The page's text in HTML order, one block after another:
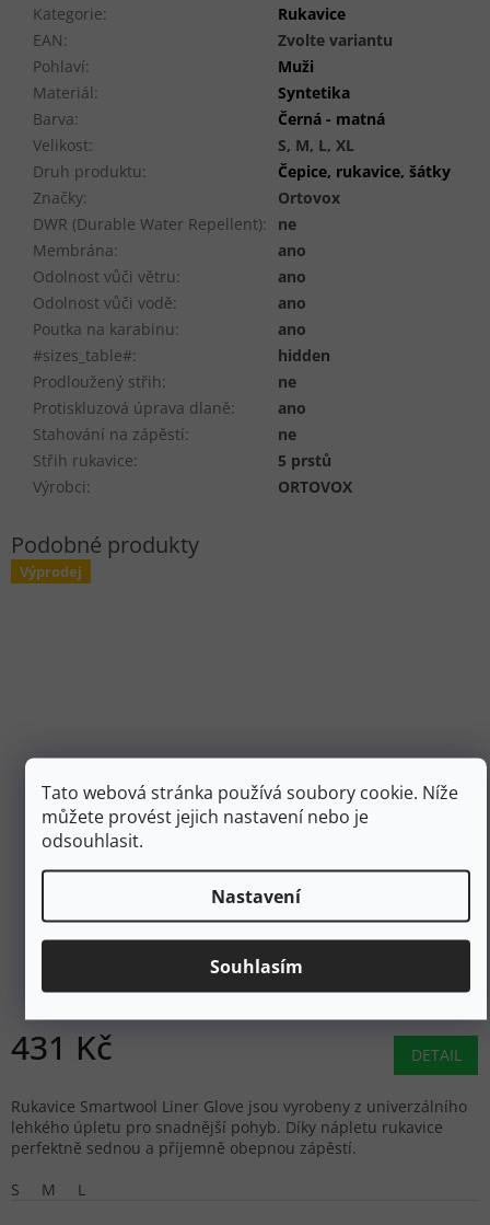
Tato webová stránka používá soubory cookie. Níže
můžete provést jejich nastavení nebo je
odsouhlasit.
Nastavení
Souhlasím
Kategorie:
Rukavice
EAN:
Zvolte variantu
Pohlaví:
Muži
Materiál:
Syntetika
Barva:
Černá - matná
Velikost:
S, M, L, XL
Druh produktu:
Čepice, rukavice, šátky
Značky:
Ortovox
DWR (Durable Water Repellent):
ne
Membrána:
ano
Odolnost vůči větru:
ano
Odolnost vůči vodě:
ano
Poutka na karabinu:
ano
#sizes_table#:
hidden
Prodloužený střih:
ne
Protiskluzová úprava dlaně:
ano
Stahování na zápěstí:
ne
Střih rukavice:
5 prstů
Výrobci: ORTOVOX
Výprodej
–30 %
SMARTWOOL Rukavice LINER GLOVE pecan brown
heather - hnědé
Skladem
431 Kč DETAIL
Rukavice Smartwool Liner Glove jsou vyrobeny z univerzálního
lehkého úpletu pro snadnější pohyb. Díky nápletu rukavice
perfektně sednou a příjemně obepnou zápěstí.
S
M L